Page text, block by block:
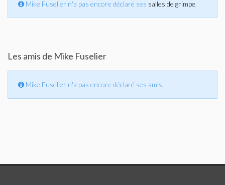
Mike Fuselier n'a pas encore déclaré ses salles de grimpe.
Les amis de Mike Fuselier
Mike Fuselier n'a pas encore déclaré ses amis.